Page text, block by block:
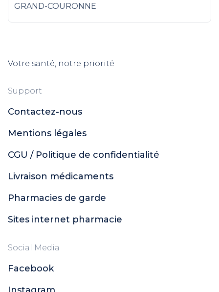
GRAND-COURONNE
Votre santé, notre priorité
Support
Contactez-nous
Mentions légales
CGU / Politique de confidentialité
Livraison médicaments
Pharmacies de garde
Sites internet pharmacie
Social Media
Facebook